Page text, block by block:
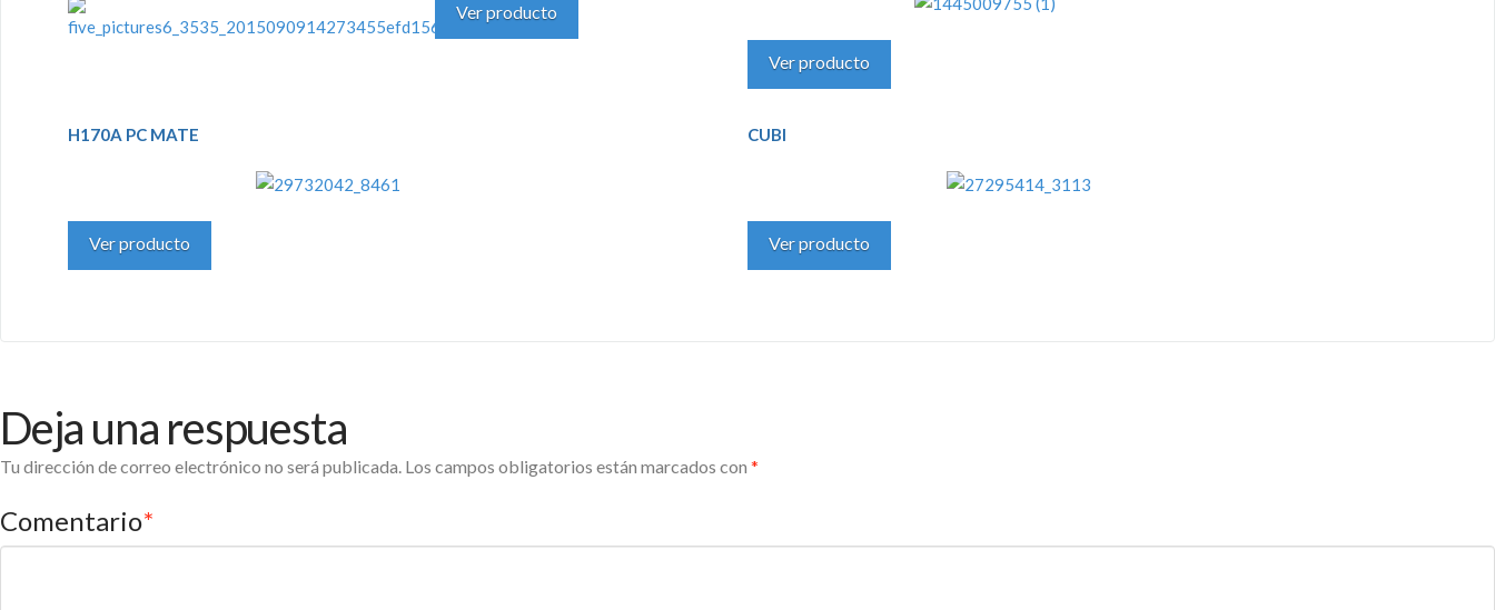
Ver producto
Ver producto
H170A PC MATE
Ver producto
CUBI
Ver producto
Deja una respuesta
Tu dirección de correo electrónico no será publicada. Los campos obligatorios están marcados con *
Comentario*